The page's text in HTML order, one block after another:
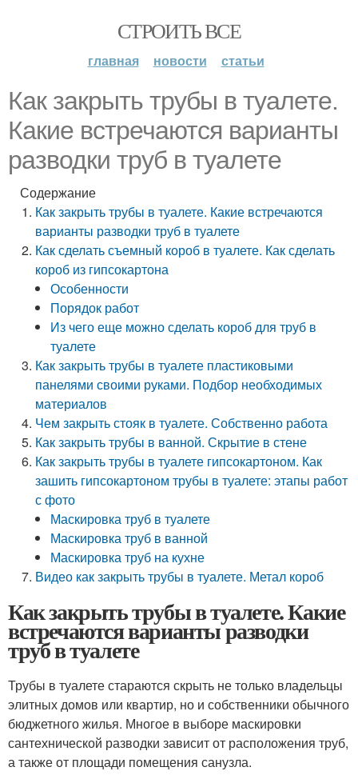
СТРОИТЬ ВСЕ
главная новости статьи
Как закрыть трубы в туалете.
Какие встречаются варианты
разводки труб в туалете
Содержание
Как закрыть трубы в туалете. Какие встречаются
варианты разводки труб в туалете
Как сделать съемный короб в туалете. Как сделать
короб из гипсокартона
Особенности
Порядок работ
Из чего еще можно сделать короб для труб в
туалете
Как закрыть трубы в туалете пластиковыми
панелями своими руками. Подбор необходимых
материалов
Чем закрыть стояк в туалете. Собственно работа
Как закрыть трубы в ванной. Скрытие в стене
Как закрыть трубы в туалете гипсокартоном. Как
зашить гипсокартоном трубы в туалете: этапы работ
с фото
Маскировка труб в туалете
Маскировка труб в ванной
Маскировка труб на кухне
Видео как закрыть трубы в туалете. Метал короб
Как закрыть трубы в туалете. Какие
встречаются варианты разводки
труб в туалете
Трубы в туалете стараются скрыть не только владельцы
элитных домов или квартир, но и собственники обычного
бюджетного жилья. Многое в выборе маскировки
сантехнической разводки зависит от расположения труб,
а также от площади помещения санузла.